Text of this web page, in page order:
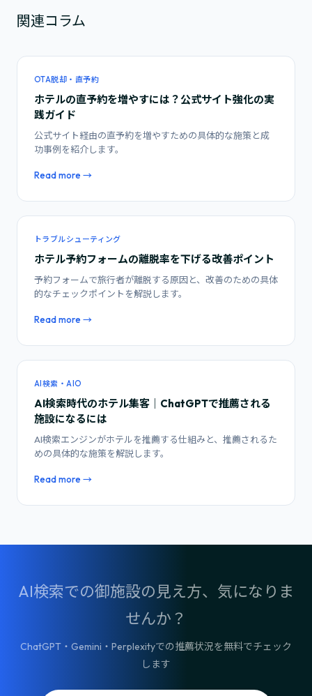
関連コラム
OTA脱却・直予約
ホテルの直予約を増やすには？公式サイト強化の実
践ガイド
公式サイト経由の直予約を増やすための具体的な施策と成
功事例を紹介します。
Read more →
トラブルシューティング
ホテル予約フォームの離脱率を下げる改善ポイント
予約フォームで旅行者が離脱する原因と、改善のための具体
的なチェックポイントを解説します。
Read more →
AI検索・AIO
AI検索時代のホテル集客｜ChatGPTで推薦される
施設になるには
AI検索エンジンがホテルを推薦する仕組みと、推薦されるた
めの具体的な施策を解説します。
Read more →
AI検索での御施設の見え方、気になりま
せんか？
ChatGPT・Gemini・Perplexityでの推薦状況を無料でチェック
します